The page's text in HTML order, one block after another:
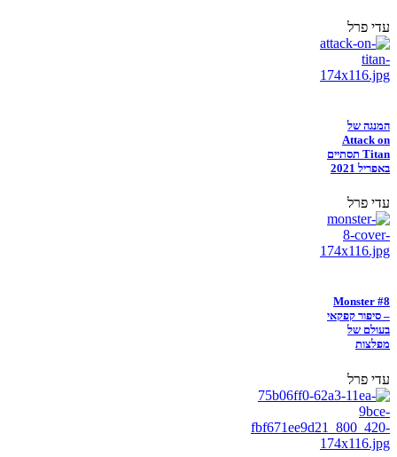
עדי פרל
המנגה של
Attack on
Titan תסתיים
באפריל 2021
עדי פרל
Monster #8
– סיפור קפקאי
בעולם של
מפלצות
עדי פרל